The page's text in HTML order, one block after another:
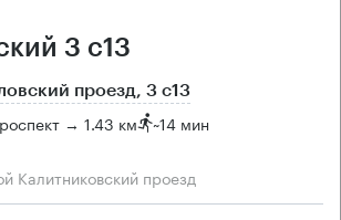
3 с13
проезд, 3 с13
→ 1.43 км ~14 мин
Калитниковский проезд